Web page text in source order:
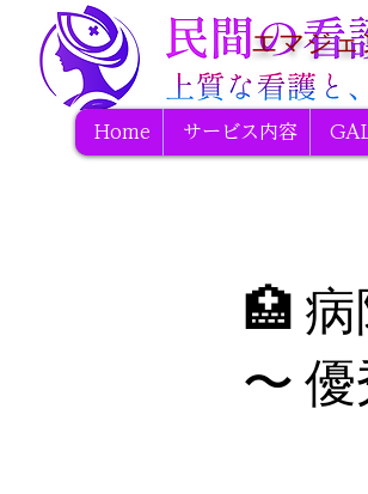
エマジ
Home サービス内容
🏥
〜